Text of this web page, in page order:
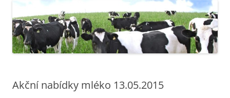
Akční nabídky mléko 13.05.2015